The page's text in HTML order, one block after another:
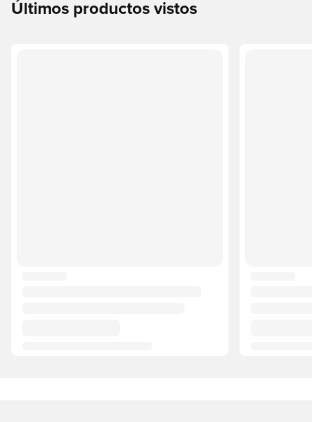
Últimos productos vistos